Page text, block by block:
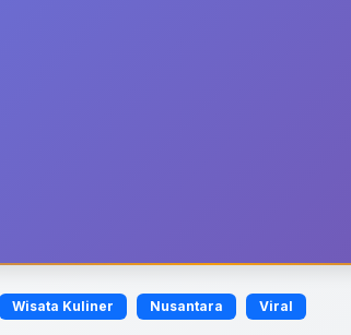
Wisata Kuliner Nusantara Viral